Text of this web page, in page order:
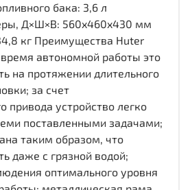
бака: 3,6 л
Д×Ш×В: 560x460x430 мм
кг Преимущества Huter
автономной работы это
на протяжении длительного
за счет
привода устройство легко
поставленными задачами;
таким образом, что
даже с грязной водой;
оптимального уровня